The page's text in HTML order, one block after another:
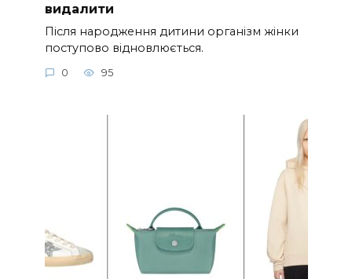
видалити
Після народження дитини організм жінки
поступово відновлюється.
0 95